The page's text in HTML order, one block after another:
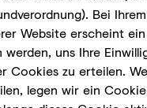
Bei
Website erscheint
uns Ihre
Cookies zu erteilen.
legen wir ein